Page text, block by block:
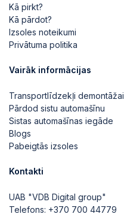
Kā pirkt?
Kā pārdot?
Izsoles noteikumi
Privātuma politika
Vairāk informācijas
Transportlīdzekļi demontāžai
Pārdod sistu automašīnu
Sistas automašīnas iegāde
Blogs
Pabeigtās izsoles
Kontakti
UAB "VDB Digital group"
Telefons: +370 700 44779